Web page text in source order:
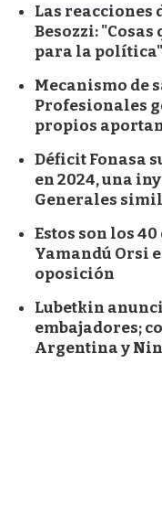
Las reacciones
Besozzi:
para la política"
Mecanismo de
Profesionales
propios
Déficit Fonasa
en 2024, una
Generales
Estos son los
Yamandú Orsi
oposición
Lubetkin
embajadores;
Argentina y